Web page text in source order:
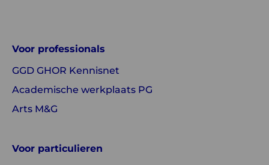
GHOR
Nederland
GHOR
Nederland
Voor professionals
GGD GHOR Kennisnet
Academische werkplaats PG
Arts M&G
Voor particulieren